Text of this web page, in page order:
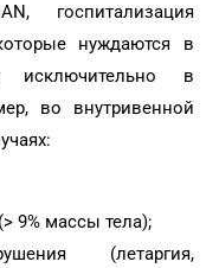
госпитализация
нуждаются в
исключительно в
во внутривенной
9% массы тела);
(летаргия,